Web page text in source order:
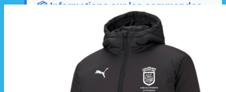
📦 Informations sur les commandes
Les commandes sont passéesles 1er et 15 de
auprès de nos fournisseurs.
À partir de ces dates, le
délai de livraison est
d'environ 3 semaines